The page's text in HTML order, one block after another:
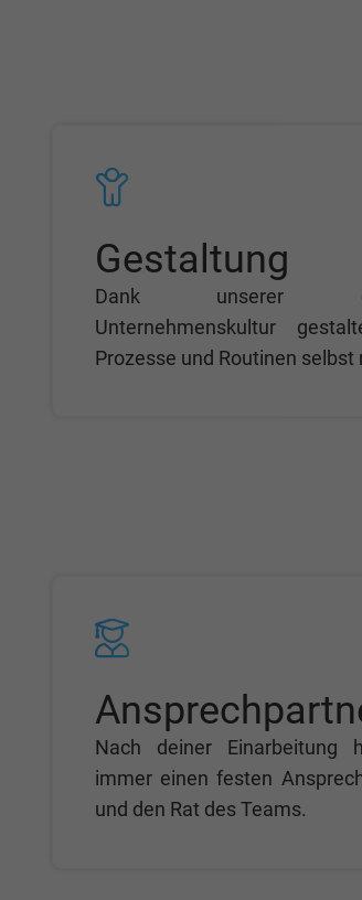
Gestaltung
Dank unserer
Unternehmenskultur
Prozesse und Routinen selbst
Nach deiner Einarbeitung
immer einen festen
und den Rat des Teams.